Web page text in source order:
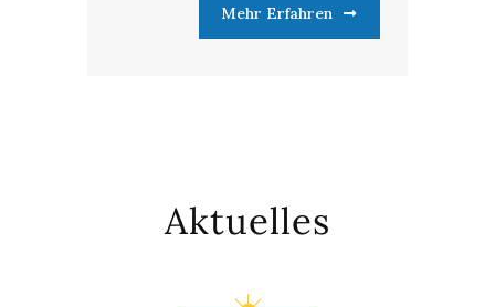
Mehr Erfahren
Aktuelles